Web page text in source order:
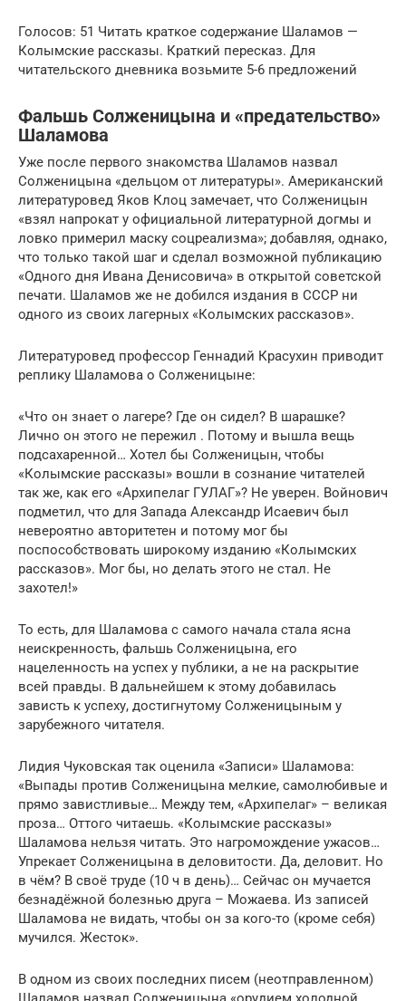
Голосов: 51 Читать краткое содержание Шаламов —
Колымские рассказы. Краткий пересказ. Для
читательского дневника возьмите 5-6 предложений
Фальшь Солженицына и «предательство»
Шаламова
Уже после первого знакомства Шаламов назвал
Солженицына «дельцом от литературы». Американский
литературовед Яков Клоц замечает, что Солженицын
«взял напрокат у официальной литературной догмы и
ловко примерил маску соцреализма»; добавляя, однако,
что только такой шаг и сделал возможной публикацию
«Одного дня Ивана Денисовича» в открытой советской
печати. Шаламов же не добился издания в СССР ни
одного из своих лагерных «Колымских рассказов».
Литературовед профессор Геннадий Красухин приводит
реплику Шаламова о Солженицыне:
«Что он знает о лагере? Где он сидел? В шарашке?
Лично он этого не пережил . Потому и вышла вещь
подсахаренной… Хотел бы Солженицын, чтобы
«Колымские рассказы» вошли в сознание читателей
так же, как его «Архипелаг ГУЛАГ»? Не уверен. Войнович
подметил, что для Запада Александр Исаевич был
невероятно авторитетен и потому мог бы
поспособствовать широкому изданию «Колымских
рассказов». Мог бы, но делать этого не стал. Не
захотел!»
То есть, для Шаламова с самого начала стала ясна
неискренность, фальшь Солженицына, его
нацеленность на успех у публики, а не на раскрытие
всей правды. В дальнейшем к этому добавилась
зависть к успеху, достигнутому Солженицыным у
зарубежного читателя.
Лидия Чуковская так оценила «Записи» Шаламова:
«Выпады против Солженицына мелкие, самолюбивые и
прямо завистливые… Между тем, «Архипелаг» – великая
проза… Оттого читаешь. «Колымские рассказы»
Шаламова нельзя читать. Это нагромождение ужасов…
Упрекает Солженицына в деловитости. Да, деловит. Но
в чём? В своё труде (10 ч в день)… Сейчас он мучается
безнадёжной болезнью друга – Можаева. Из записей
Шаламова не видать, чтобы он за кого-то (кроме себя)
мучился. Жесток».
В одном из своих последних писем (неотправленном)